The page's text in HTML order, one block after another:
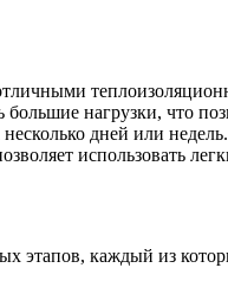
нагрузки, что
дней или недель.
использовать
этапов, каждый из